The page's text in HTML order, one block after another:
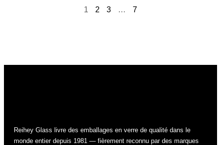
1 2 3 … 7
Reihey Glass livre des emballages en verre de qualité dans le
monde entier depuis 1981 — fièrement reconnu par des marques